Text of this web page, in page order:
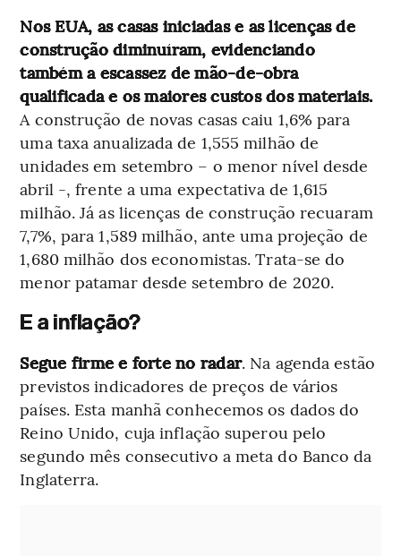
Nos EUA, as casas iniciadas e as licenças de
construção diminuíram, evidenciando
também a escassez de mão-de-obra
qualificada e os maiores custos dos materiais.
A construção de novas casas caiu 1,6% para
uma taxa anualizada de 1,555 milhão de
unidades em setembro – o menor nível desde
abril -, frente a uma expectativa de 1,615
milhão. Já as licenças de construção recuaram
7,7%, para 1,589 milhão, ante uma projeção de
1,680 milhão dos economistas. Trata-se do
menor patamar desde setembro de 2020.
E a inflação?
Segue firme e forte no radar. Na agenda estão
previstos indicadores de preços de vários
países. Esta manhã conhecemos os dados do
Reino Unido, cuja inflação superou pelo
segundo mês consecutivo a meta do Banco da
Inglaterra.